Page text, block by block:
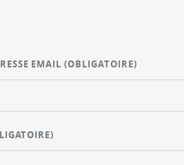
EMAIL(OBLIGATOIRE)